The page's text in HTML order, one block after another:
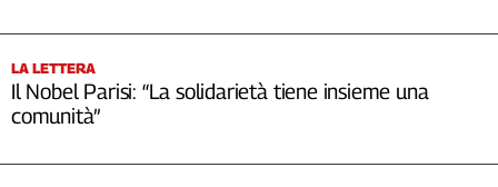
LA LETTERA
Il Nobel Parisi: “La solidarietà tiene insieme una
comunità”